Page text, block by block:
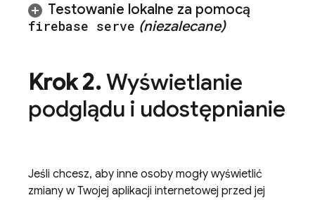
Testowanie lokalne za pomocą
firebase serve (niezalecane)
Krok 2.Wyświetlanie
podglądu i udostępnianie
Jeśli chcesz, aby inne osoby mogły wyświetlić
zmiany w Twojej aplikacji internetowej przed jej